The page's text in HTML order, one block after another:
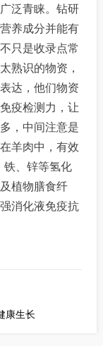
泛青睐。钻研
养成分并能有
只是收录点常
熟识的物资，
达，他们物资
疫检测力，让
，中间注意是
羊肉中，有效
铁、锌等氢化
植物膳食纤
消化液免疫抗
康生长